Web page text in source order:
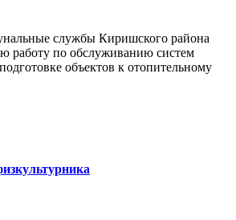
службы Киришского района
работу по обслуживанию систем
объектов к отопительному